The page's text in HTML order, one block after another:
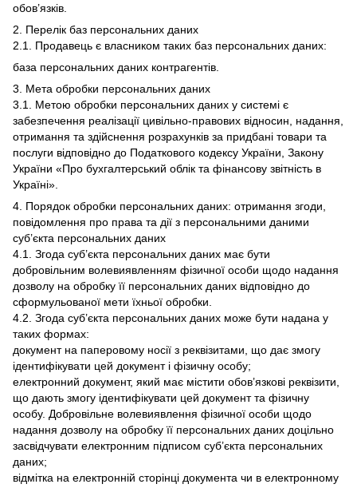
обов’язків.
2. Перелік баз персональних даних
2.1. Продавець є власником таких баз персональних даних:
база персональних даних контрагентів.
3. Мета обробки персональних даних
3.1. Метою обробки персональних даних у системі є
забезпечення реалізації цивільно-правових відносин, надання,
отримання та здійснення розрахунків за придбані товари та
послуги відповідно до Податкового кодексу України, Закону
України «Про бухгалтерський облік та фінансову звітність в
Україні».
4. Порядок обробки персональних даних: отримання згоди,
повідомлення про права та дії з персональними даними
суб’єкта персональних даних
4.1. Згода суб’єкта персональних даних має бути
добровільним волевиявленням фізичної особи щодо надання
дозволу на обробку її персональних даних відповідно до
сформульованої мети їхньої обробки.
4.2. Згода суб’єкта персональних даних може бути надана у
таких формах:
документ на паперовому носії з реквізитами, що дає змогу
ідентифікувати цей документ і фізичну особу;
електронний документ, який має містити обов’язкові реквізити,
що дають змогу ідентифікувати цей документ та фізичну
особу. Добровільне волевиявлення фізичної особи щодо
надання дозволу на обробку її персональних даних доцільно
засвідчувати електронним підписом суб’єкта персональних
даних;
відмітка на електронній сторінці документа чи в електронному